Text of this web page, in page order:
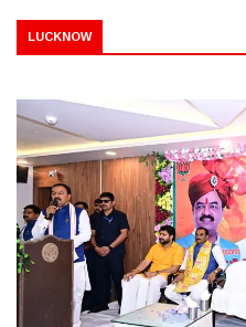
LUCKNOW